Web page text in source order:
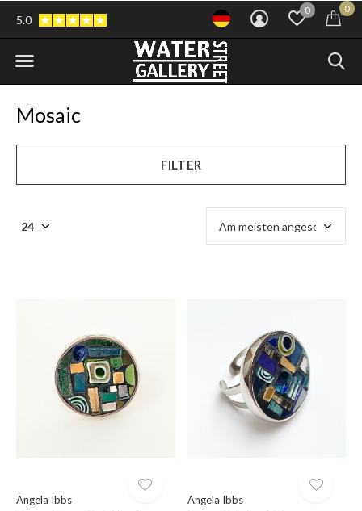
0 0
5.0
Mosaic
FILTER
Angela Ibbs Angela Ibbs